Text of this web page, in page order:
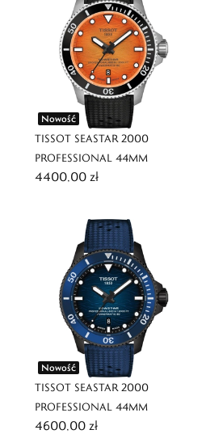
Nowość
TISSOT SEASTAR 2000
PROFESSIONAL 44MM
4400,00 zł
Nowość
TISSOT SEASTAR 2000
PROFESSIONAL 44MM
4600,00 zł